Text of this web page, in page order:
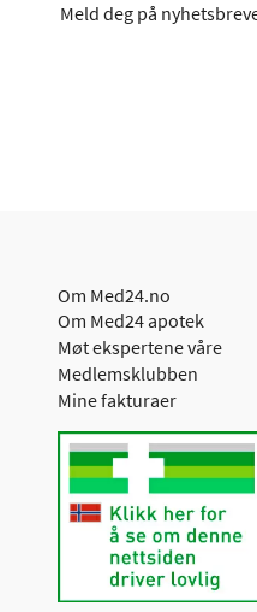
Meld deg på
Om Med24.no
Om Med24 apotek
Møt ekspertene våre
Medlemsklubben
Mine fakturaer